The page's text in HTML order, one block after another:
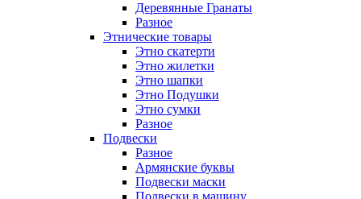
Деревянные Гранаты
Разное
Этнические товары
Этно скатерти
Этно жилетки
Этно шапки
Этно Подушки
Этно сумки
Разное
Подвески
Разное
Армянские буквы
Подвески маски
Подвески в машину